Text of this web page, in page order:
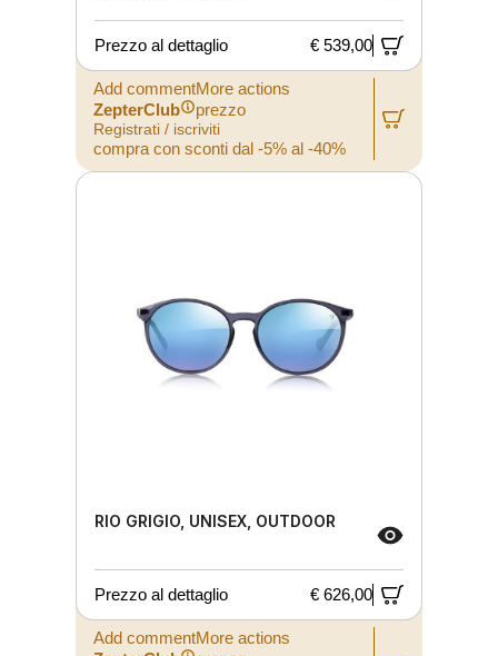
Prezzo al dettaglio € 539,00
Add commentMore actions
ZepterClub
prezzo
Registrati / iscriviti
compra con sconti dal -5% al -40%
RIO GRIGIO, UNISEX, OUTDOOR
Prezzo al dettaglio € 626,00
Add commentMore actions